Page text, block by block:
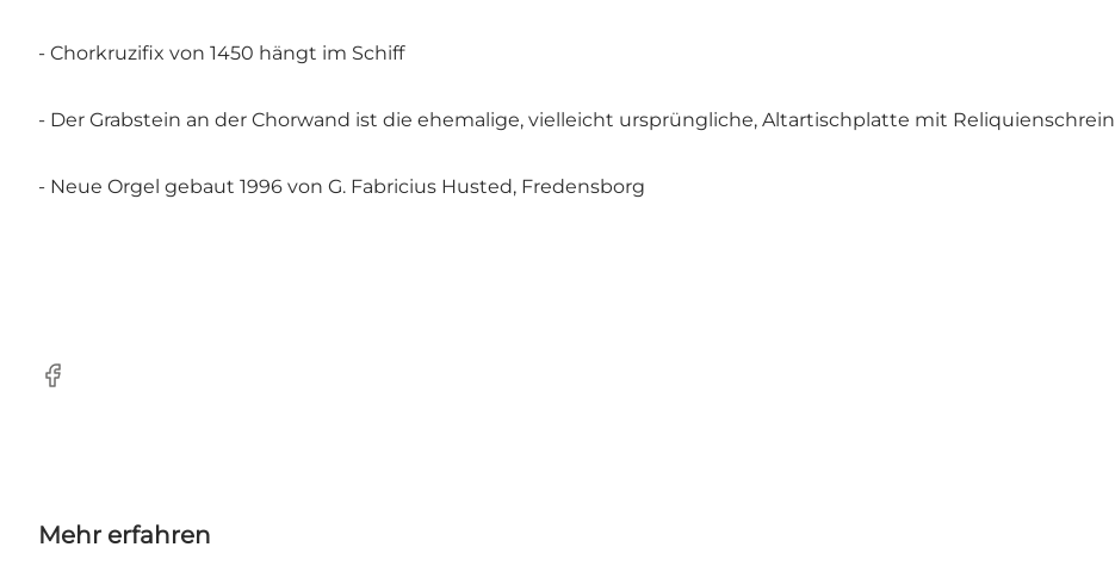
- Chorkruzifix von 1450 hängt im Schiff
- Der Grabstein an der Chorwand ist die ehemalige, vielleicht ursprüngliche, Altartischplatte mit Reliquienschrein
- Neue Orgel gebaut 1996 von G. Fabricius Husted, Fredensborg
Facebook
Mehr erfahren